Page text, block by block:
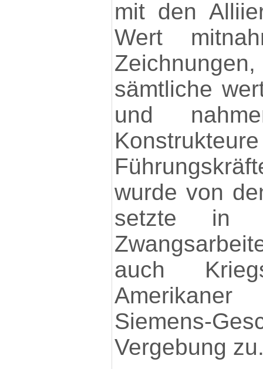
mit den
Wert
sämtliche
und
wurde von
setzte in
auch
Siemens-
Vergebung